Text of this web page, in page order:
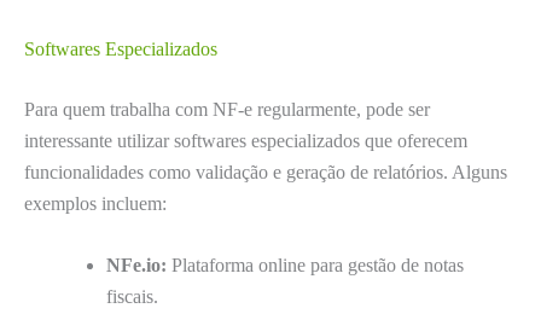
Softwares Especializados
Para quem trabalha com NF-e regularmente, pode ser
interessante utilizar softwares especializados que oferecem
funcionalidades como validação e geração de relatórios. Alguns
exemplos incluem:
NFe.io: Plataforma online para gestão de notas
fiscais.